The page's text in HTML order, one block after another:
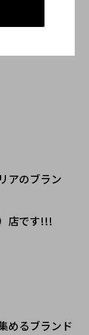
マニア
アのブラン
店です!!!
めるブランド